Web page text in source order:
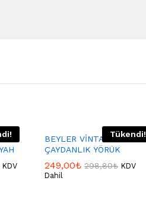
KDV
Tükendi!
BEYLER VİNTAGE
ÇAYDANLIK YÖRÜK
249,00₺ 298,80₺ KDV
Dahil